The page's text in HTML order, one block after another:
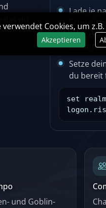
verwendet Cookies, um
Akzeptieren
Lade je
oder den
herunter.
Setze
du bereit
set
und Goblin-